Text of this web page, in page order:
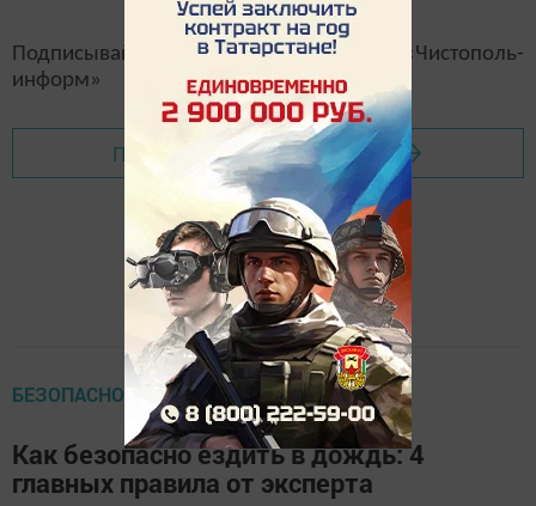
Подписывайтесь на нашканалMAX
«Чистополь-
информ»
Перейти на страницу новости
БЕЗОПАСНОСТЬ НА ДОРОГАХ
Как безопасно ездить в дождь: 4
главных правила от эксперта